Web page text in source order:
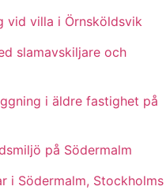
vid villa i Örnsköldsvik
slamavskiljare och
i äldre fastighet på
på Södermalm
i Södermalm, Stockholms